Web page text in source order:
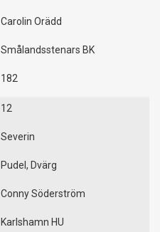
Carolin Orädd
Smålandsstenars BK
182
12
Severin
Pudel, Dvärg
Conny Söderström
Karlshamn HU